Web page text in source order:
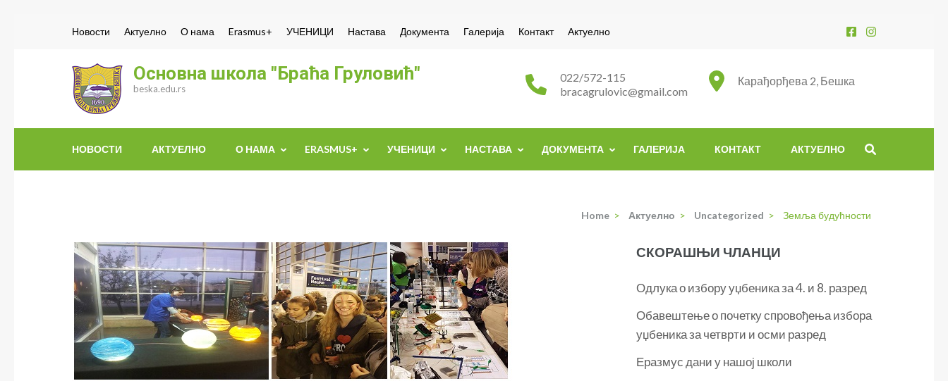
Новости Актуелно О нама Erasmus+ УЧЕНИЦИ Настава Документа Галерија Контакт Актуелно
Основна школа "Браћа Груловић"
beska.edu.rs
Карађорђева 2, Бешка
022/572-115
bracagrulovic@gmail.com
НОВОСТИ АКТУЕЛНО О НАМА ERASMUS+ УЧЕНИЦИ НАСТАВА ДОКУМЕНТА ГАЛЕРИЈА КОНТАКТ АКТУЕЛНО
Home > Актуелно > Uncategorized > Земља будућности
СКОРАШЊИ ЧЛАНЦИ
Одлука о избору уџбеника за 4. и 8. разред
Обавештење о почетку спровођења избора
уџбеника за четврти и осми разред
Еразмус дани у нашој школи